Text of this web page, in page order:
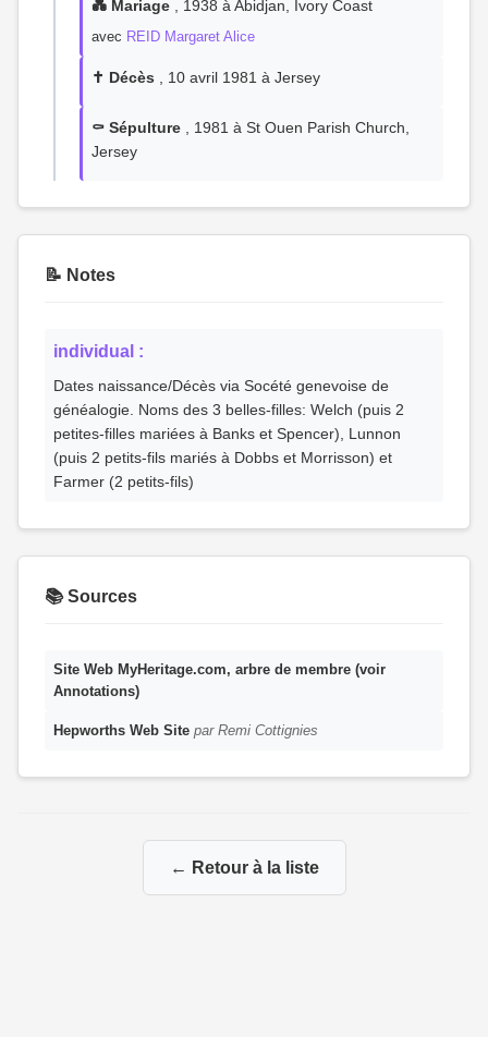
💑 Mariage , 1938 à Abidjan, Ivory Coast
avec REID Margaret Alice
✝️ Décès , 10 avril 1981 à Jersey
⚰️ Sépulture , 1981 à St Ouen Parish Church,
Jersey
📝 Notes
individual :
Dates naissance/Décès via Socété genevoise de
généalogie. Noms des 3 belles-filles: Welch (puis 2
petites-filles mariées à Banks et Spencer), Lunnon
(puis 2 petits-fils mariés à Dobbs et Morrisson) et
Farmer (2 petits-fils)
📚 Sources
Site Web MyHeritage.com, arbre de membre (voir
Annotations)
Hepworths Web Site par Remi Cottignies
← Retour à la liste